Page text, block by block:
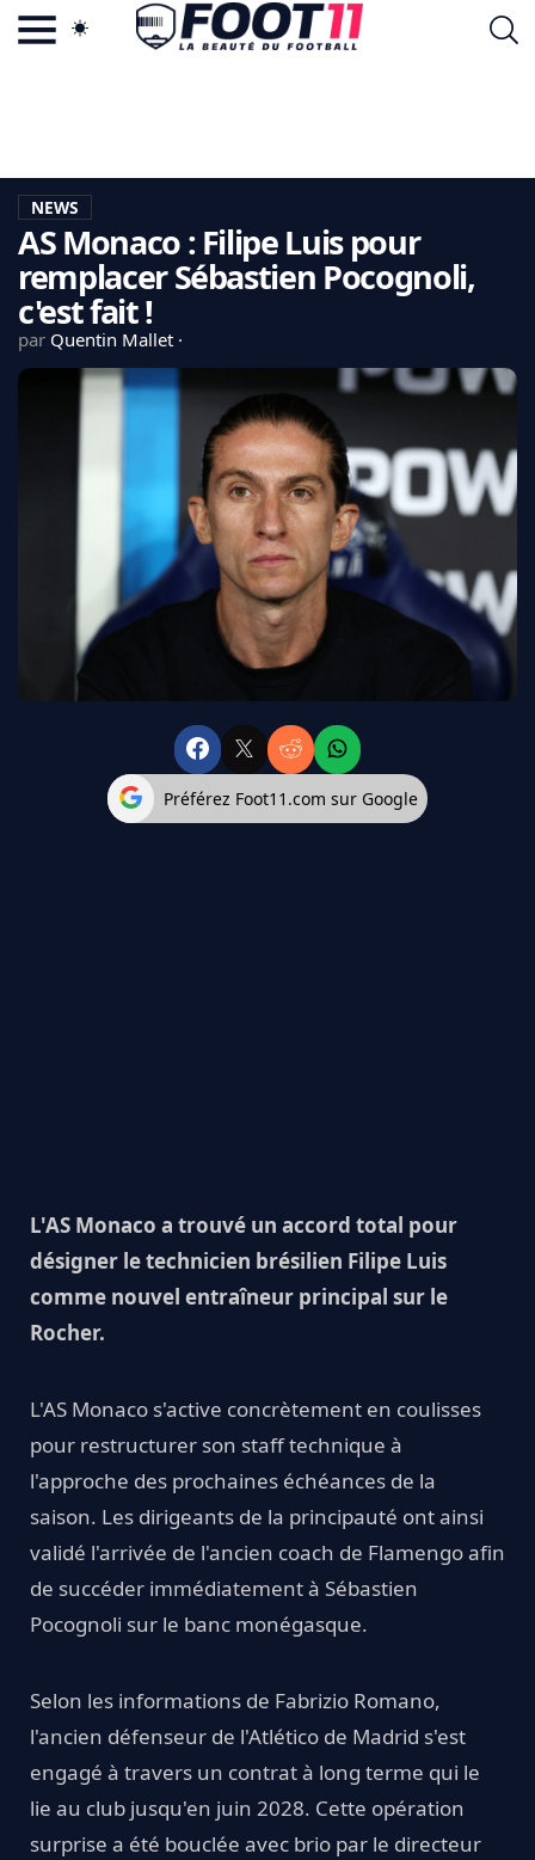
LA CHARTE
VIE PRIVÉE
CGU
CONTACTEZ-NOUS
MERCATO
CDM 2026
FC BARCELONE
MANCHESTER UNITED
CHELSEA
ARSENAL
BAYERN
L'AVIS DE LA RÉDAC'
NEWS
AS Monaco : Filipe Luis pour
remplacer Sébastien Pocognoli,
c'est fait !
par Quentin Mallet
Préférez Foot11.com sur Google
L'AS Monaco a trouvé un accord total pour
désigner le technicien brésilien Filipe Luis
comme nouvel entraîneur principal sur le
Rocher.
L'AS Monaco s'active concrètement en coulisses
pour restructurer son staff technique à
l'approche des prochaines échéances de la
saison. Les dirigeants de la principauté ont ainsi
validé l'arrivée de l'ancien coach de Flamengo afin
de succéder immédiatement à Sébastien
Pocognoli sur le banc monégasque.
Selon les informations de Fabrizio Romano,
l'ancien défenseur de l'Atlético de Madrid s'est
engagé à travers un contrat à long terme qui le
lie au club jusqu'en juin 2028. Cette opération
surprise a été bouclée avec brio par le directeur